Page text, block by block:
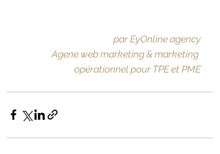
par EyOnline agency
Agene web marketing & marketing
opérationnel pour TPE et PME